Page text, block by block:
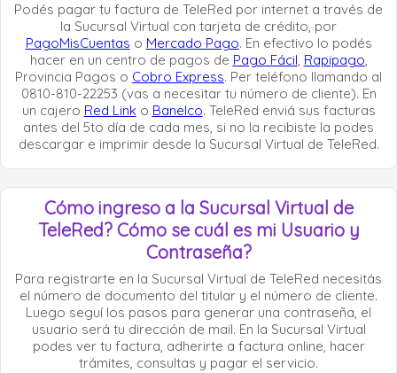
Podés pagar tu factura de TeleRed por internet a través de
la Sucursal Virtual con tarjeta de crédito, por
PagoMisCuentas o Mercado Pago. En efectivo lo podés
hacer en un centro de pagos de Pago Fácil, Rapipago,
Provincia Pagos o Cobro Express. Per teléfono llamando al
0810-810-22253 (vas a necesitar tu número de cliente). En
un cajero Red Linko Banelco. TeleRed enviá sus facturas
antes del 5to día de cada mes, si no la recibiste la podes
descargar e imprimir desde la Sucursal Virtual de TeleRed.
Cómo ingreso a la Sucursal Virtual de
TeleRed? Cómo se cuál es mi Usuario y
Contraseña?
Para registrarte en la Sucursal Virtual de TeleRed necesitás
el número de documento del titular y el número de cliente.
Luego seguí los pasos para generar una contraseña, el
usuario será tu dirección de mail. En la Sucursal Virtual
podes ver tu factura, adherirte a factura online, hacer
trámites, consultas y pagar el servicio.